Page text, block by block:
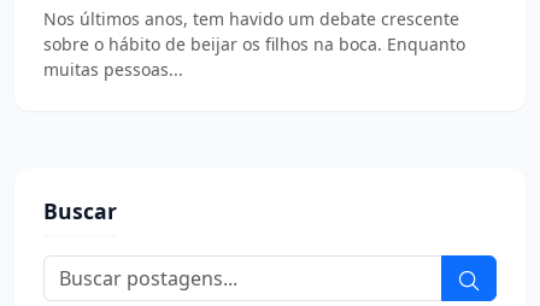
Nos últimos anos, tem havido um debate crescente
sobre o hábito de beijar os filhos na boca. Enquanto
muitas pessoas...
Buscar